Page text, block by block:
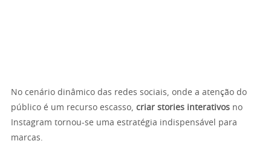
No cenário dinâmico das redes sociais, onde a atenção do
público é um recurso escasso, criar stories interativos no
Instagram tornou-se uma estratégia indispensável para
marcas.